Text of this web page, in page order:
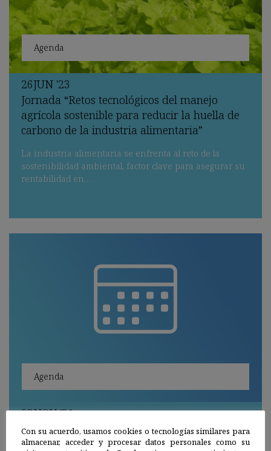
Agenda
26JUN '23
Jornada “Retos tecnológicos del manejo
agrícola sostenible para reducir la huella de
carbono de la industria alimentaria”
La industria alimentaria se enfrenta al reto de la
sostenibilidad ambiental, factor clave para asegurar su
rentabilidad en…
Agenda
23NOV'21
Buenas prácticas agro-ambientales del siglo
XXI
Con su acuerdo, usamos cookies o tecnologías similares para
almacenar, acceder y procesar datos personales como su